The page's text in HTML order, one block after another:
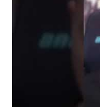
vor 11 Stunden
Urteil des
Geheimhaltung
Der Deep-State braucht
erschafft bessere
Wie arm sind wir,
"Art. 20,1 GG: „Die